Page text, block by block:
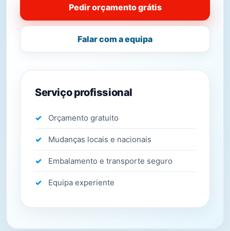
Pedir orçamento grátis
Falar com a equipa
Serviço profissional
Orçamento gratuito
Mudanças locais e nacionais
Embalamento e transporte seguro
Equipa experiente